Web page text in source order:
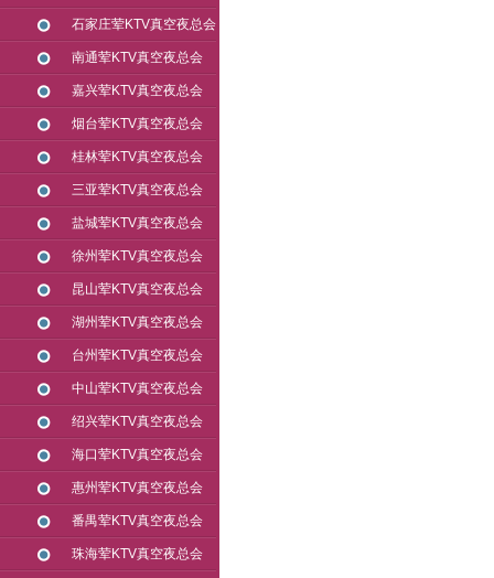
石家庄荤KTV真空夜总会
南通荤KTV真空夜总会
嘉兴荤KTV真空夜总会
烟台荤KTV真空夜总会
桂林荤KTV真空夜总会
三亚荤KTV真空夜总会
盐城荤KTV真空夜总会
徐州荤KTV真空夜总会
昆山荤KTV真空夜总会
湖州荤KTV真空夜总会
台州荤KTV真空夜总会
中山荤KTV真空夜总会
绍兴荤KTV真空夜总会
海口荤KTV真空夜总会
惠州荤KTV真空夜总会
番禺荤KTV真空夜总会
珠海荤KTV真空夜总会